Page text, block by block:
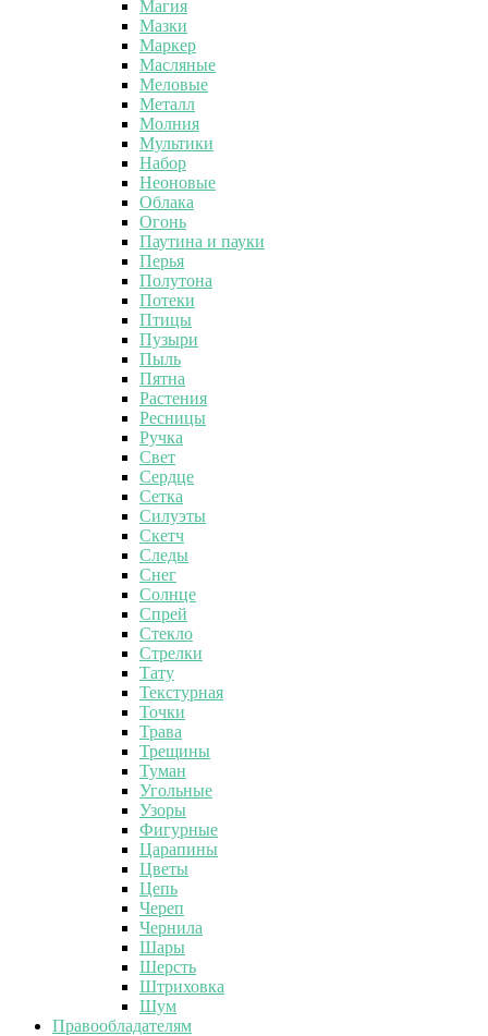
Магия
Мазки
Маркер
Масляные
Меловые
Металл
Молния
Мультики
Набор
Неоновые
Облака
Огонь
Паутина и пауки
Перья
Полутона
Потеки
Птицы
Пузыри
Пыль
Пятна
Растения
Ресницы
Ручка
Свет
Сердце
Сетка
Силуэты
Скетч
Следы
Снег
Солнце
Спрей
Стекло
Стрелки
Тату
Текстурная
Точки
Трава
Трещины
Туман
Угольные
Узоры
Фигурные
Царапины
Цветы
Цепь
Череп
Чернила
Шары
Шерсть
Штриховка
Шум
Правообладателям